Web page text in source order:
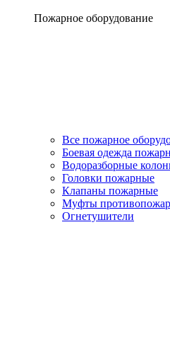
Пожарное оборудование
Все пожарное
Боевая одежда
Водоразборные
Головки пожарные
Клапаны пожарные
Муфты
Огнетушители